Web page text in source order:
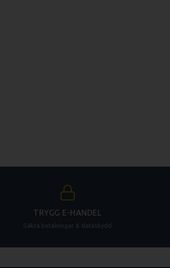
TRYGG E-HANDEL
Säkra betalningar & dataskydd